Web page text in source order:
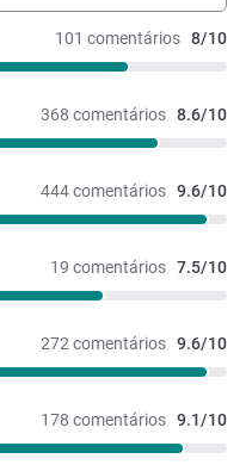
101 comentários 8/10
368 comentários 8.6/10
444 comentários 9.6/10
19 comentários 7.5/10
272 comentários 9.6/10
178 comentários 9.1/10